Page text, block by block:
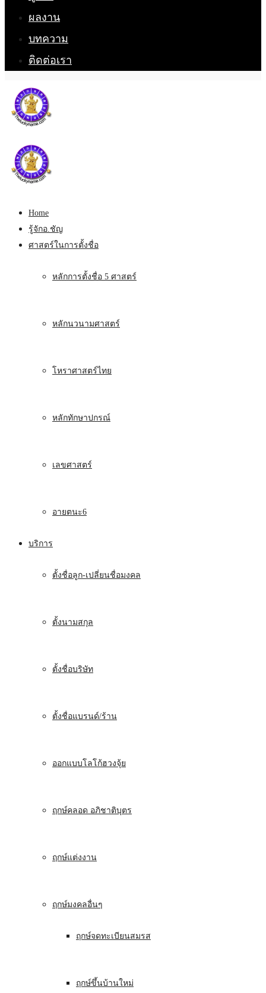
ผลงาน
บทความ
ติดต่อเรา
Home
รู้จักอ.ชัญ
ศาสตร์ในการตั้งชื่อ
หลักการตั้งชื่อ 5 ศาสตร์
หลักนวนามศาสตร์
โหราศาสตร์ไทย
หลักทักษาปกรณ์
เลขศาสตร์
อายตนะ6
บริการ
ตั้งชื่อลูก-เปลี่ยนชื่อมงคล
ตั้งนามสกุล
ตั้งชื่อบริษัท
ตั้งชื่อแบรนด์/ร้าน
ออกแบบโลโก้ฮวงจุ้ย
ฤกษ์คลอด อภิชาติบุตร
ฤกษ์แต่งงาน
ฤกษ์มงคลอื่นๆ
ฤกษ์จดทะเบียนสมรส
ฤกษ์ขึ้นบ้านใหม่